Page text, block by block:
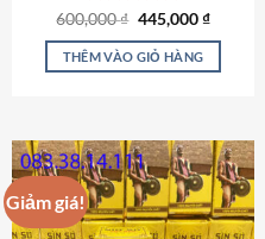
Được xếp
hạng5.00
5 sao
600,000₫ Giá
là:
600,000 ₫.
445,000₫Giá
tại
THÊM VÀO GIỎ HÀNG
Giảm giá!